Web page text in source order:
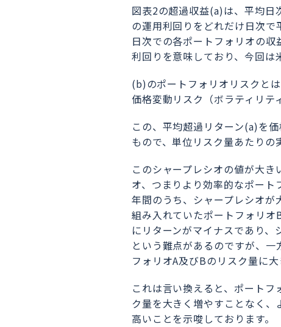
図表2の超過収益(a)は、平均日
の運用利回りをどれだけ日次で
日次での各ポートフォリオの
利回りを意味しており、今回は
(b)のポートフォリオリスクと
価格変動リスク（ボラティリテ
この、平均超過リターン(a)を
もので、単位リスク量あたりの
このシャープレシオの値が大
オ、つまりより効率的なポー
年間のうち、シャープレシオ
組み入れていたポートフォリ
にリターンがマイナスであり
という難点があるのですが、
フォリオA及びBのリスク量に
これは言い換えると、ポート
ク量を大きく増やすことなく
高いことを示唆しております。